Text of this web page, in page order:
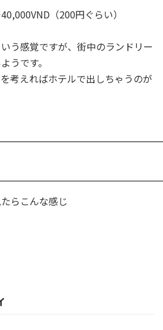
（200円ぐらい）
う感覚ですが、街中のランドリー
うです。
考えればホテルで出しちゃうのが
らこんな感じ